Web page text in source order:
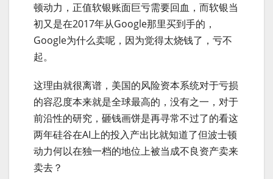
顿动力，正值软银账面巨亏需要回血，而软银当
初又是在2017年从Google那里买到手的，
Google为什么卖呢，因为觉得太烧钱了，亏不
起。
这理由就很离谱，美国的风险资本系统对于亏损
的容忍度本来就是全球最高的，没有之一，对于
前沿性的研究，砸钱画饼是再寻常不过了的看这
两年硅谷在AI上的投入产出比就知道了但波士顿
动力何以在独一档的地位上被当成不良资产卖来
卖去？